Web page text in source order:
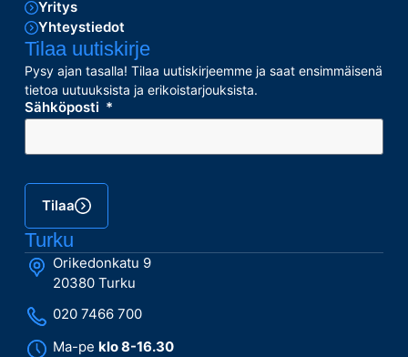
Yritys
Yhteystiedot
Tilaa uutiskirje
Pysy ajan tasalla! Tilaa uutiskirjeemme ja saat ensimmäisenä
tietoa uutuuksista ja erikoistarjouksista.
Sähköposti
Tilaa
Turku
Orikedonkatu 9
20380 Turku
020 7466 700
Ma-peklo 8-16.30